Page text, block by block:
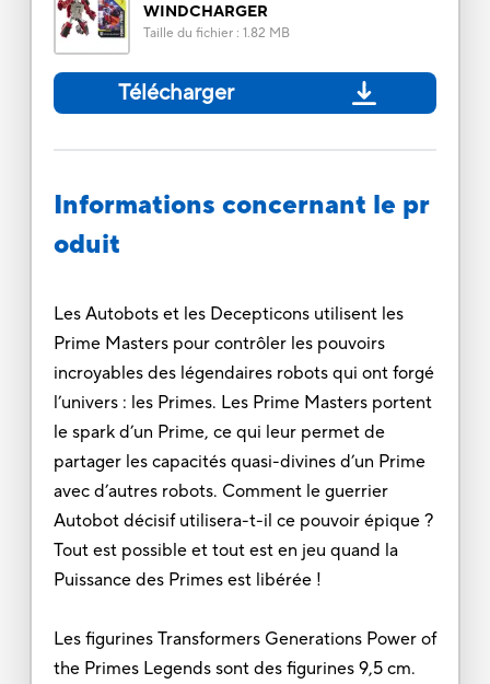
WINDCHARGER
Taille du fichier: 1.82 MB
Télécharger
Informations concernant le pr
oduit
Les Autobots et les Decepticons utilisent les
Prime Masters pour contrôler les pouvoirs
incroyables des légendaires robots qui ont forgé
l’univers : les Primes. Les Prime Masters portent
le spark d’un Prime, ce qui leur permet de
partager les capacités quasi-divines d’un Prime
avec d’autres robots. Comment le guerrier
Autobot décisif utilisera-t-il ce pouvoir épique ?
Tout est possible et tout est en jeu quand la
Puissance des Primes est libérée !
Les figurines Transformers Generations Power of
the Primes Legends sont des figurines 9,5 cm.